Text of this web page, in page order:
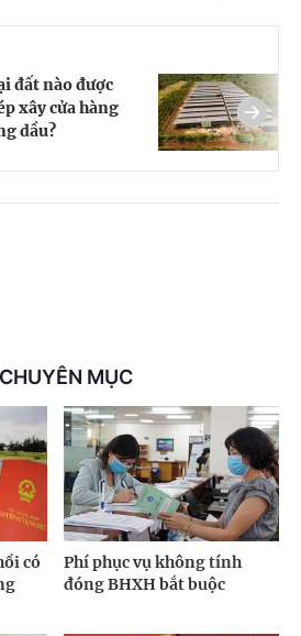
đất nào được
xây cửa hàng
dầu?
MỤC
có
Phí phục vụ không tính
đóng BHXH bắt buộc